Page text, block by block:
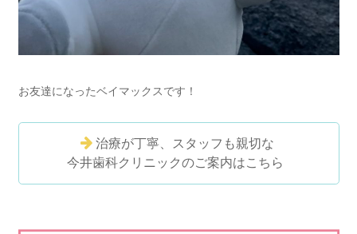
お友達になったベイマックスです！
治療が丁寧、スタッフも親切な
今井歯科クリニックのご案内はこちら